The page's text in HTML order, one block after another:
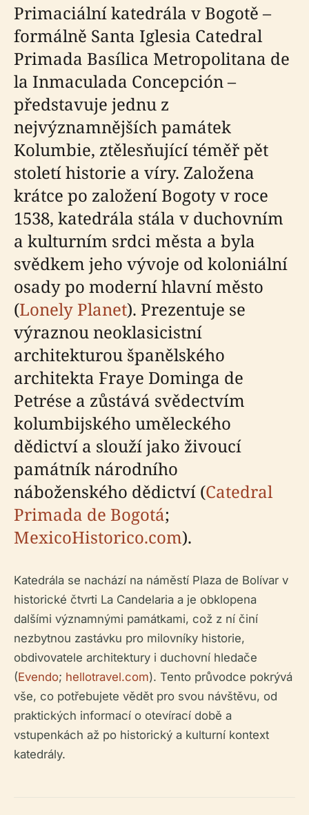
Primaciální katedrála v Bogotě –
formálně Santa Iglesia Catedral
Primada Basílica Metropolitana de
la Inmaculada Concepción –
představuje jednu z
nejvýznamnějších památek
Kolumbie, ztělesňující téměř pět
století historie a víry. Založena
krátce po založení Bogoty v roce
1538, katedrála stála v duchovním
a kulturním srdci města a byla
svědkem jeho vývoje od koloniální
osady po moderní hlavní město
(Lonely Planet). Prezentuje se
výraznou neoklasicistní
architekturou španělského
architekta Fraye Dominga de
Petrése a zůstává svědectvím
kolumbijského uměleckého
dědictví a slouží jako živoucí
památník národního
náboženského dědictví (Catedral
Primada de Bogotá;
MexicoHistorico.com).
Katedrála se nachází na náměstí Plaza de Bolívar v
historické čtvrti La Candelaria a je obklopena
dalšími významnými památkami, což z ní činí
nezbytnou zastávku pro milovníky historie,
obdivovatele architektury i duchovní hledače
(Evendo; hellotravel.com). Tento průvodce pokrývá
vše, co potřebujete vědět pro svou návštěvu, od
praktických informací o otevírací době a
vstupenkách až po historický a kulturní kontext
katedrály.